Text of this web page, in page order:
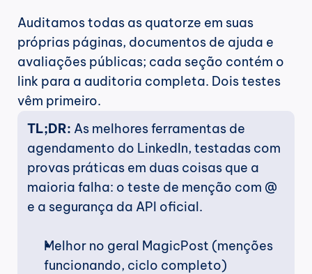
Auditamos todas as quatorze em suas
próprias páginas, documentos de ajuda e
avaliações públicas; cada seção contém o
link para a auditoria completa. Dois testes
vêm primeiro.
TL;DR: As melhores ferramentas de
agendamento do LinkedIn, testadas com
provas práticas em duas coisas que a
maioria falha: o teste de menção com @
e a segurança da API oficial.
Melhor no geral MagicPost (menções
funcionando, ciclo completo)